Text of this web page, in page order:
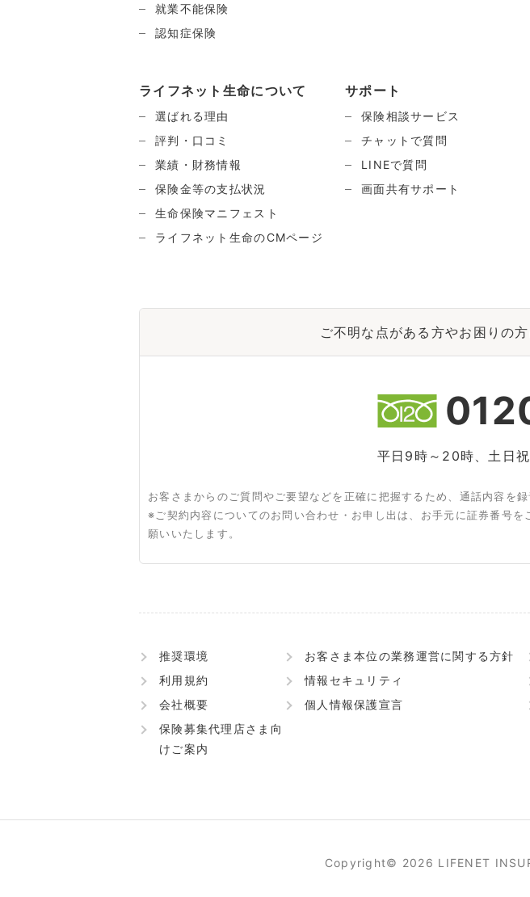
就業不能保険
認知症保険
ライフネット生命について
選ばれる理由
評判・口コミ
業績・財務情報
保険金等の支払状況
生命保険マニフェスト
ライフネット生命のCMページ
サポート
保険相談サービス
チャットで質問
LINEで質問
画面共有サポート
ご不明な点がある方やお困りの
平日9時～20時、土日
お客さまからのご質問やご要望などを正確に把握するため、通話内容を録
※ご契約内容についてのお問い合わせ・お申し出は、お手元に証券番号
願いいたします。
推奨環境 お客さま本位の業務運営に関する方針
利用規約
情報セキュリティ
会社概要
個人情報保護宣言
保険募集代理店さま向
けご案内
Copyright© 2026 LIFENET